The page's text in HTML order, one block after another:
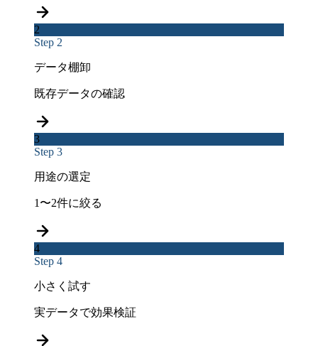
2
Step 2
データ棚卸
既存データの確認
3
Step 3
用途の選定
1〜2件に絞る
4
Step 4
小さく試す
実データで効果検証